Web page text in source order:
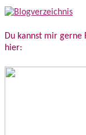
Du kannst mir gerne
hier: